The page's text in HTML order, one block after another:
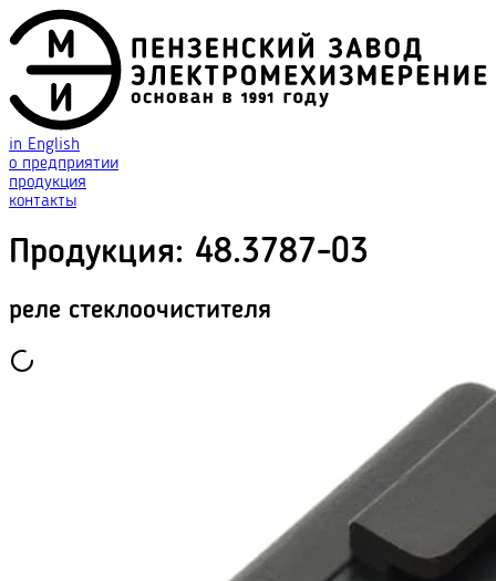
in English
о предприятии
продукция
контакты
Продукция: 48.3787-03
реле стеклоочистителя